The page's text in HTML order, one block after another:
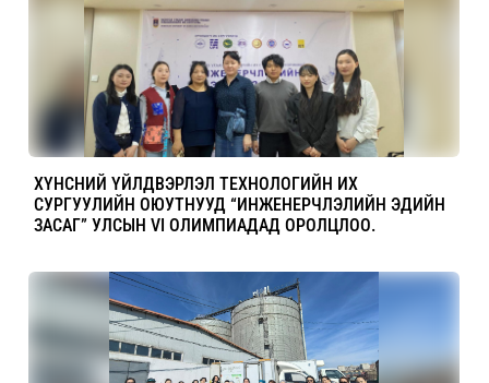
ХҮНСНИЙ ҮЙЛДВЭРЛЭЛ ТЕХНОЛОГИЙН ИХ
СУРГУУЛИЙН ОЮУТНУУД “ИНЖЕНЕРЧЛЭЛИЙН ЭДИЙН
ЗАСАГ” УЛСЫН VI ОЛИМПИАДАД ОРОЛЦЛОО.